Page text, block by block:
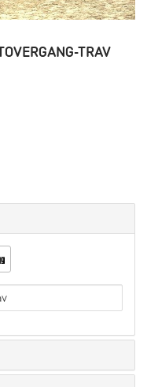
TRAV